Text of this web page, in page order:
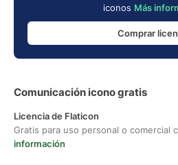
iconos Más
Comprar
Comunicación icono gratis
Licencia de Flaticon
Gratis para uso personal o comercial
información